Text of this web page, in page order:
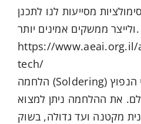
מסייעות לנו לתכנן
ולייצר ממשקים אמינים יותר.
https://
tech/
הלחמה (Soldering) הינה החיבור החשמלי הנפוץ
את ההלחמה ניתן למצוא
מקטנה ועד גדולה, בשוק